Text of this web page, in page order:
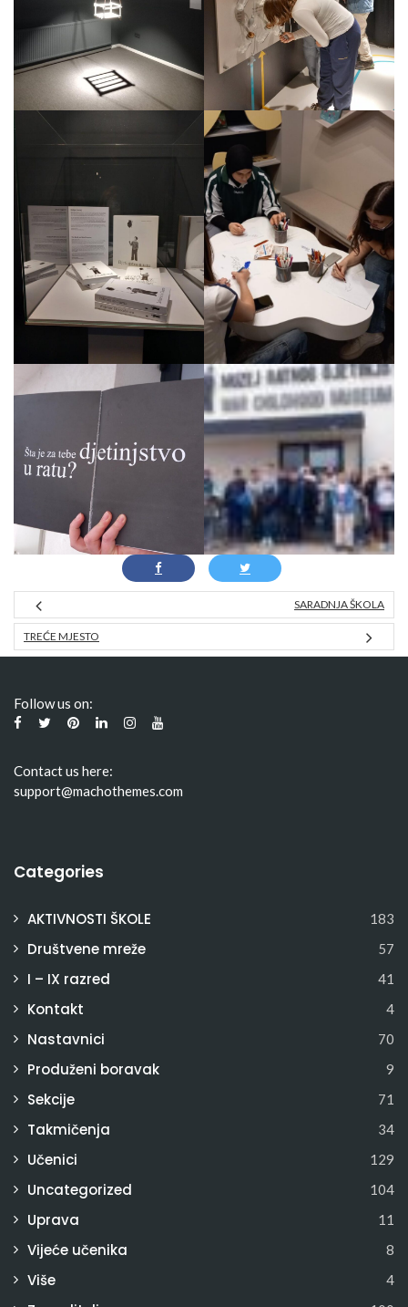
SARADNJA ŠKOLA
TREĆE MJESTO
Follow us on:
Contact us here:
support@machothemes.com
Categories
AKTIVNOSTI ŠKOLE 183
Društvene mreže 57
I – IX razred 41
Kontakt 4
Nastavnici 70
Produženi boravak 9
Sekcije 71
Takmičenja 34
Učenici 129
Uncategorized 104
Uprava 11
Vijeće učenika 8
Više 4